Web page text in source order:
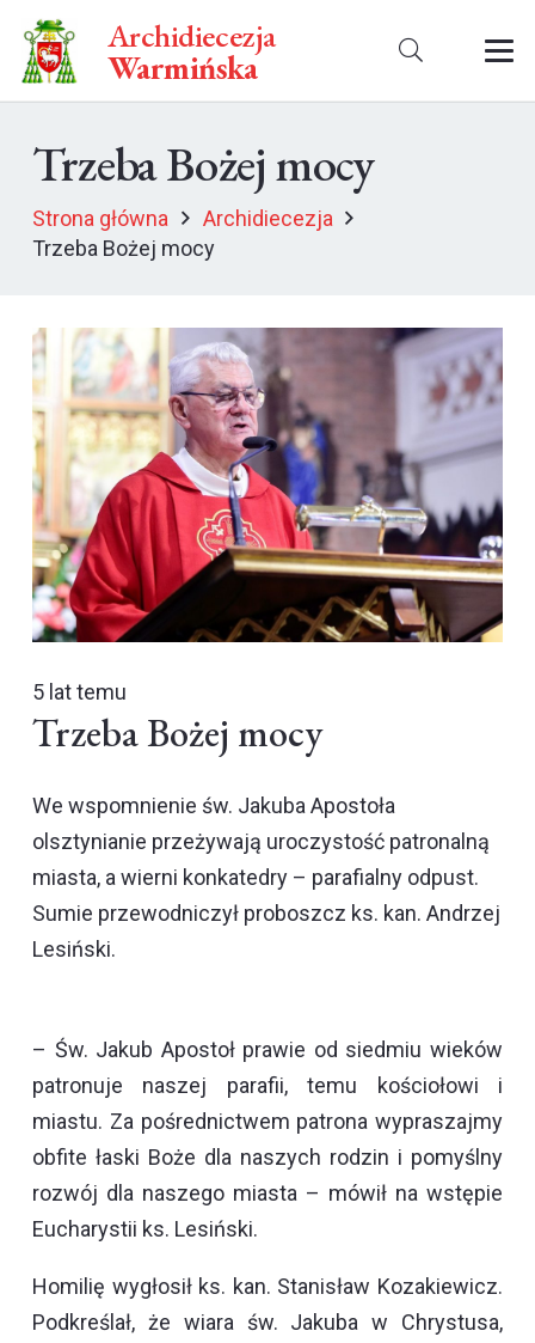
Archidiecezja
Warmińska
Trzeba Bożej mocy
Strona główna
Archidiecezja
Trzeba Bożej mocy
5 lat temu
Trzeba Bożej mocy
We wspomnienie św. Jakuba Apostoła
olsztynianie przeżywają uroczystość patronalną
miasta, a wierni konkatedry – parafialny odpust.
Sumie przewodniczył proboszcz ks. kan. Andrzej
Lesiński.
– Św. Jakub Apostoł prawie od siedmiu wieków
patronuje naszej parafii, temu kościołowi i
miastu. Za pośrednictwem patrona wypraszajmy
obfite łaski Boże dla naszych rodzin i pomyślny
rozwój dla naszego miasta – mówił na wstępie
Eucharystii ks. Lesiński.
Homilię wygłosił ks. kan. Stanisław Kozakiewicz.
Podkreślał, że wiara św. Jakuba w Chrystusa,